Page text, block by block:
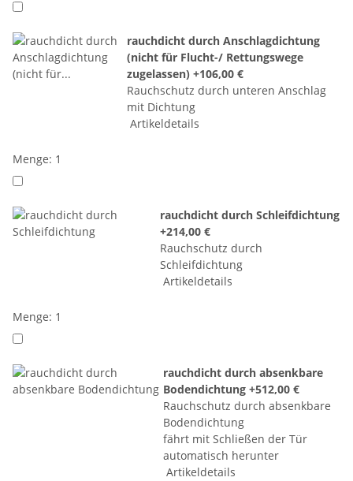
rauchdicht durch Anschlagdichtung
(nicht für Flucht-/ Rettungswege
zugelassen)+106,00 €
Rauchschutz durch unteren Anschlag
mit Dichtung
Artikeldetails
Menge: 1
rauchdicht durch Schleifdichtung
+214,00 €
Rauchschutz durch
Schleifdichtung
Artikeldetails
Menge: 1
rauchdicht durch absenkbare
Bodendichtung+512,00 €
Rauchschutz durch absenkbare
Bodendichtung
fährt mit Schließen der Tür
automatisch herunter
Artikeldetails